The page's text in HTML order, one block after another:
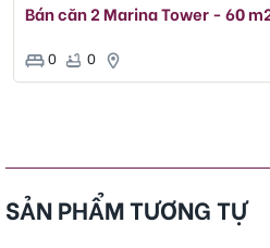
Bán căn 2 Marina Tower -
0 0
SẢN PHẨM TƯƠNG TỰ